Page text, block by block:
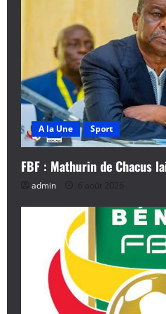
A la Une Sport
FBF : Mathurin de Chacus
admin 6 août 2026